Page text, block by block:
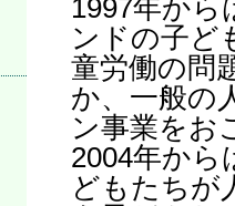
1997年から
ンドの子ど
童労働の問
か、一般の
ン事業をお
2004年から
どもたちが